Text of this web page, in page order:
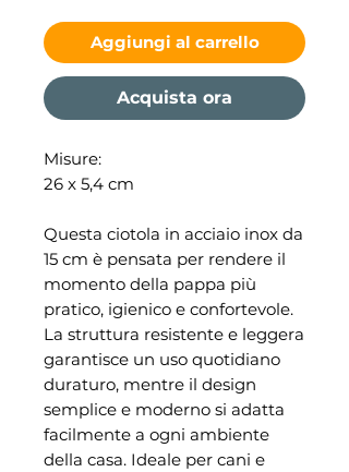
Aggiungi al carrello
Acquista ora
Misure:
26 x 5,4 cm
Questa ciotola in acciaio inox da
15 cm è pensata per rendere il
momento della pappa più
pratico, igienico e confortevole.
La struttura resistente e leggera
garantisce un uso quotidiano
duraturo, mentre il design
semplice e moderno si adatta
facilmente a ogni ambiente
della casa. Ideale per cani e